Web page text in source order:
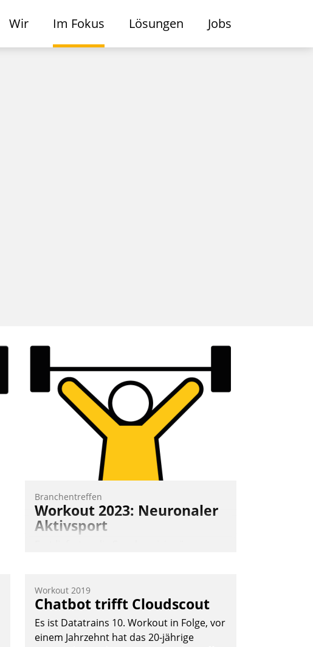
Wir Im Fokus Lösungen Jobs
Branchentreffen
Workout 2023: Neuronaler
Aktivsport
Vernetzungsideen fürs Quartier.
Dazwischen zeigte Datatrain, was es
Neues zu bieten hat.
Workout 2019
Chatbot trifft Cloudscout
Es ist Datatrains 10. Workout in Folge, vor
einem Jahrzehnt hat das 20-jährige